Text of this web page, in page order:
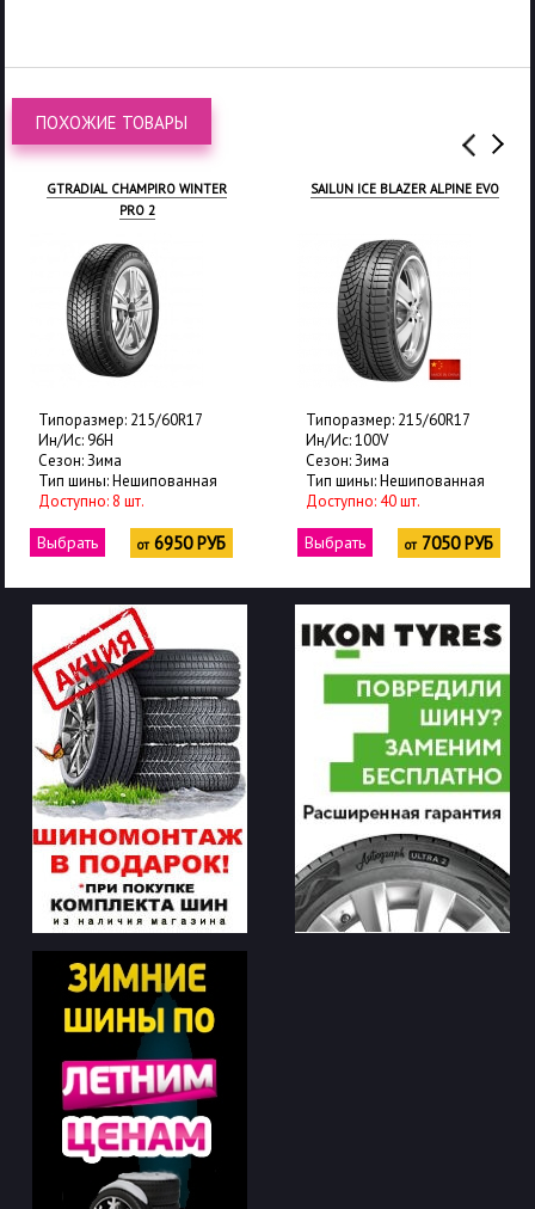
ПОХОЖИЕ ТОВАРЫ
GTRADIAL CHAMPIRO WINTER
PRO 2
Типоразмер: 215/60R17
Ин/Ис: 96H
Сезон: Зима
Тип шины: Нешипованная
Доступно: 8 шт.
Выбрать от6950 РУБ
SAILUN ICE BLAZER ALPINE EVO
Типоразмер: 215/60R17
Ин/Ис: 100V
Сезон: Зима
Тип шины: Нешипованная
Доступно: 40 шт.
Выбрать от7050 РУБ